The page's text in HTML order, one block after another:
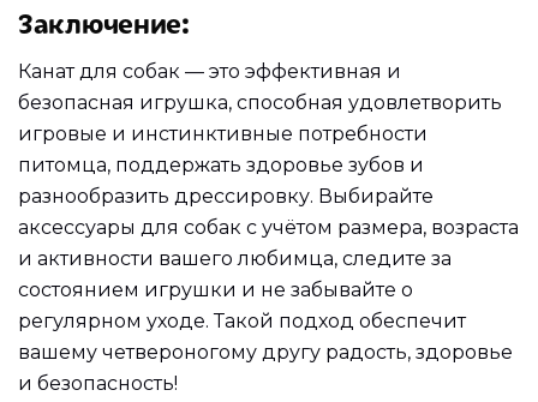
Заключение:
Канат для собак — это эффективная и
безопасная игрушка, способная удовлетворить
игровые и инстинктивные потребности
питомца, поддержать здоровье зубов и
разнообразить дрессировку. Выбирайте
аксессуары для собак с учётом размера, возраста
и активности вашего любимца, следите за
состоянием игрушки и не забывайте о
регулярном уходе. Такой подход обеспечит
вашему четвероногому другу радость, здоровье
и безопасность!